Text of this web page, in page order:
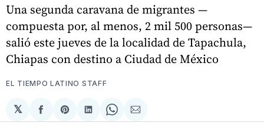
Una segunda caravana de migrantes —
compuesta por, al menos, 2 mil 500 personas—
salió este jueves de la localidad de Tapachula,
Chiapas con destino a Ciudad de México
EL TIEMPO LATINO STAFF
𝕏
Compartir
en
Share
on
Compartir
en
Share
on
Compartir
via